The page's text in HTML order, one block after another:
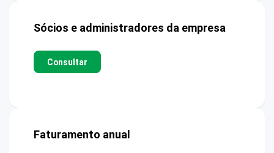
Sócios e administradores da empresa
Consultar
Faturamento anual